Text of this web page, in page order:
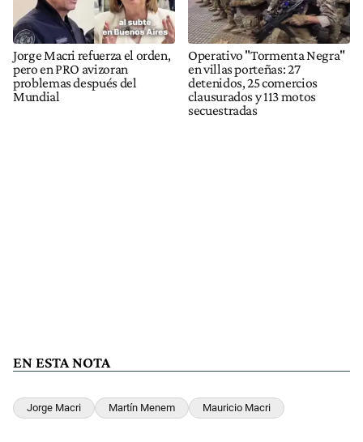
Jorge Macri refuerza el orden,
pero en PRO avizoran
problemas después del
Mundial
Operativo "Tormenta Negra"
en villas porteñas: 27
detenidos, 25 comercios
clausurados y 113 motos
secuestradas
EN ESTA NOTA
Jorge Macri Martín Menem Mauricio Macri